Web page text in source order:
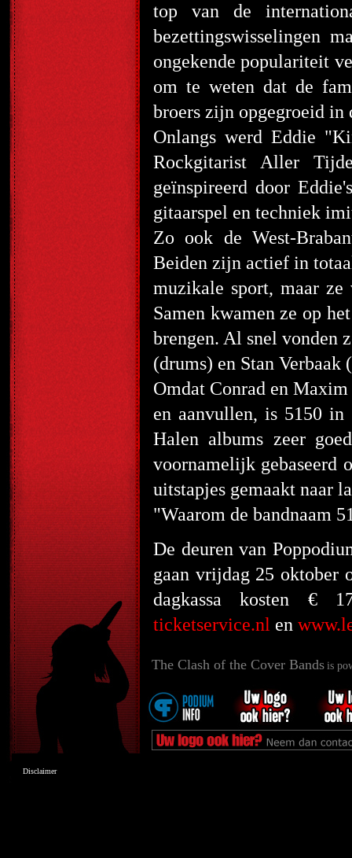
top van de
bezettingswisselingen
ongekende populariteit
om te weten dat de
broers zijn opgegroeid in
Onlangs werd Eddie
Rockgitarist Aller
geïnspireerd door
gitaarspel en techniek
Zo ook de West-
Beiden zijn actief in
muzikale sport, maar
Samen kwamen ze op
brengen. Al snel vonden
(drums) en Stan Verbaak
Omdat Conrad en
en aanvullen, is 5150 in
Halen albums zeer
voornamelijk gebaseerd
uitstapjes gemaakt naar
"Waarom de bandnaam
De deuren van
gaan vrijdag 25 oktober
dagkassa kosten €
ticketservice.nl en
The Clash of the Cover Bands is
Disclaimer